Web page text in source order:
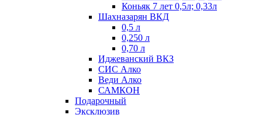
Коньяк 7 лет 0,5л; 0,33л
Шахназарян ВКД
0,5 л
0,250 л
0,70 л
Иджеванский ВКЗ
СИС Алко
Веди Алко
САМКОН
Подарочный
Эксклюзив